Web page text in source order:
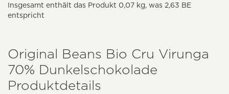
Insgesamt enthält das Produkt 0,07 kg, was 2,63 BE
entspricht
Original Beans Bio Cru Virunga
70% Dunkelschokolade
Produktdetails